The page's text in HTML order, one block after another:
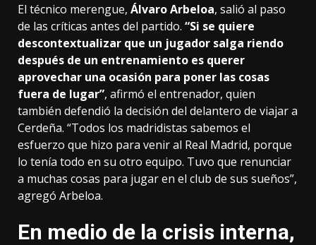
El técnico merengue, Álvaro Arbeloa, salió al paso
de las críticas antes del partido. “Si se quiere
descontextualizar que un jugador salga riendo
después de un entrenamiento es querer
aprovechar una ocasión para poner las cosas
fuera de lugar”, afirmó el entrenador, quien
también defendió la decisión del delantero de viajar a
Cerdeña. “Todos los madridistas sabemos el
esfuerzo que hizo para venir al Real Madrid, porque
lo tenía todo en su otro equipo. Tuvo que renunciar
a muchas cosas para jugar en el club de sus sueños”,
agregó Arbeloa.
En medio de la crisis interna,